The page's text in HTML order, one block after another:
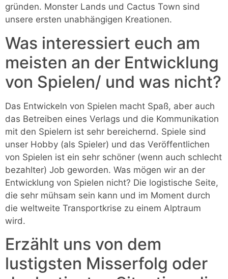
gründen. Monster Lands und Cactus Town sind
unsere ersten unabhängigen Kreationen.
Was interessiert euch am
meisten an der Entwicklung
von Spielen/ und was nicht?
Das Entwickeln von Spielen macht Spaß, aber auch
das Betreiben eines Verlags und die Kommunikation
mit den Spielern ist sehr bereichernd. Spiele sind
unser Hobby (als Spieler) und das Veröffentlichen
von Spielen ist ein sehr schöner (wenn auch schlecht
bezahlter) Job geworden. Was mögen wir an der
Entwicklung von Spielen nicht? Die logistische Seite,
die sehr mühsam sein kann und im Moment durch
die weltweite Transportkrise zu einem Alptraum
wird.
Erzählt uns von dem
lustigsten Misserfolg oder